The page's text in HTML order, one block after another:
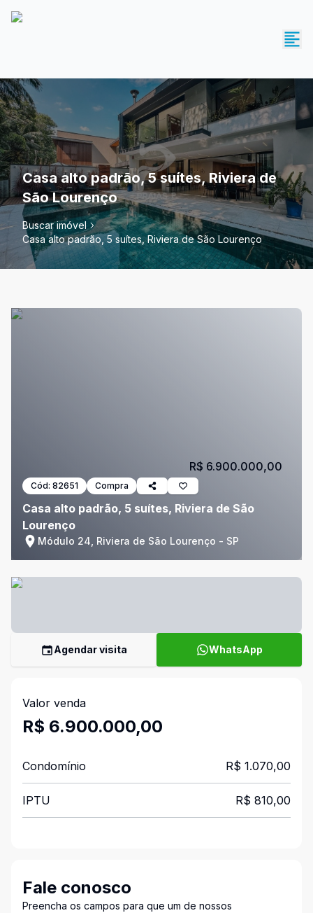
Casa alto padrão, 5 suítes, Riviera de
São Lourenço
Buscar imóvel
Casa alto padrão, 5 suítes, Riviera de São Lourenço
Cód: 82651 Compra
Casa alto padrão, 5 suítes, Riviera de São
Lourenço
Módulo 24, Riviera de São Lourenço - SP
R$ 6.900.000,00
Agendar visita WhatsApp
Valor venda
R$ 6.900.000,00
Condomínio R$ 1.070,00
IPTU R$ 810,00
Fale conosco
Preencha os campos para que um de nossos